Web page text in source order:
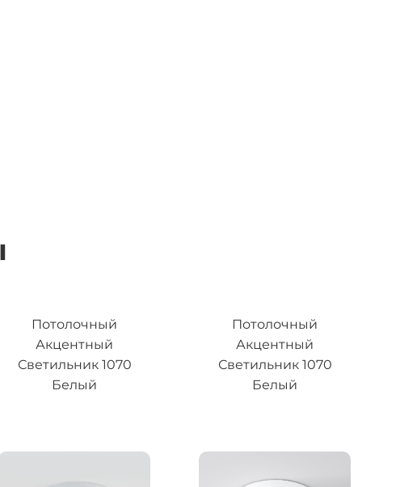
Потолочный
Акцентный
Светильник 1070
Белый
Потолочный
Акцентный
Светильник 1070
Белый